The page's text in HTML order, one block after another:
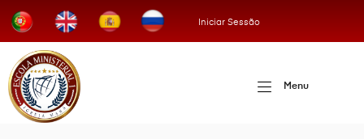
Iniciar Sessão
Menu